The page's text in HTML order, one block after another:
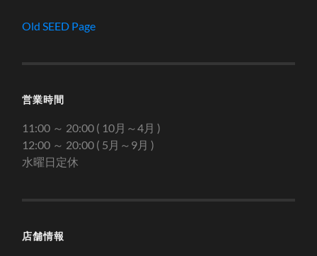
Old SEED Page
営業時間
11:00 ～ 20:00 ( 10月～4月 )
12:00 ～ 20:00 ( 5月～9月 )
水曜日定休
店舗情報